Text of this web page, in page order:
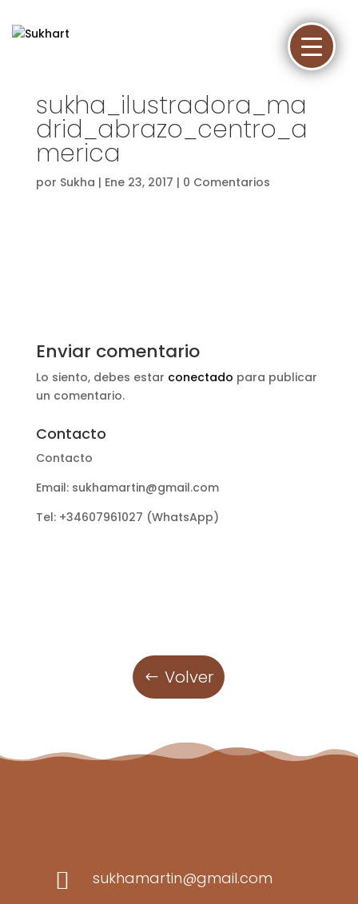
sukha_ilustradora_ma
drid_abrazo_centro_a
merica
por Sukha | Ene 23, 2017 | 0 Comentarios
Enviar comentario
Lo siento, debes estar conectado para publicar
un comentario.
Contacto
Contacto
Email: sukhamartin@gmail.com
Tel: +34607961027 (WhatsApp)
Volver
 sukhamartin@gmail.com